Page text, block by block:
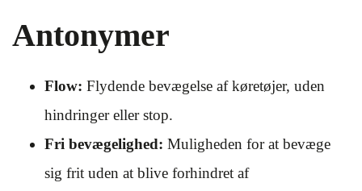
Antonymer
Flow: Flydende bevægelse af køretøjer, uden
hindringer eller stop.
Fri bevægelighed: Muligheden for at bevæge
sig frit uden at blive forhindret af